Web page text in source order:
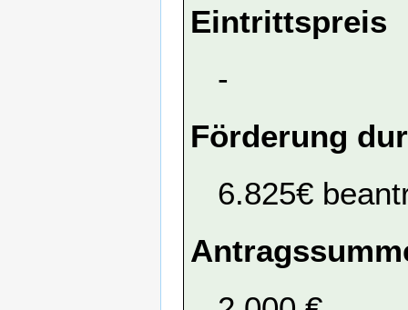
Eintrittspreis
-
Förderung
6.825€